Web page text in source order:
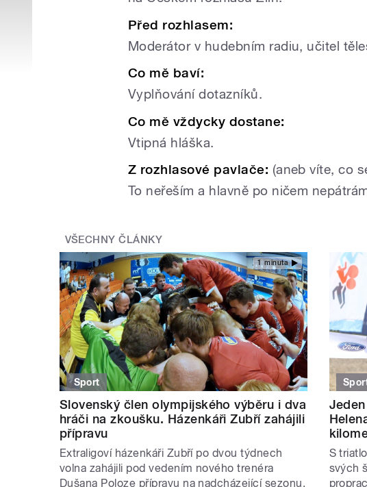
Před rozhlasem:
Moderátor v hudebním radiu, učitel
Co mě baví:
Vyplňování dotazníků.
Co mě vždycky dostane:
Vtipná hláška.
Z rozhlasové pavlače: (aneb víte, co
To neřeším a hlavně po ničem
VŠECHNY ČLÁNKY
1 minuta
Sport
Slovenský člen olympijského výběru i dva
hráči na zkoušku. Házenkáři Zubří zahájili
přípravu
Extraligoví házenkáři Zubří po dvou týdnech
volna zahájili pod vedením nového trenéra
Dušana Poloze přípravu na nadcházející sezonu.
S
svých